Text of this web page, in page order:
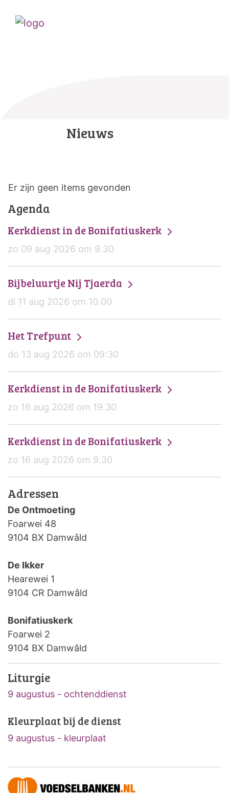
Nieuws
Er zijn geen items gevonden
Agenda
Kerkdienst in de Bonifatiuskerk
zo 09 aug 2026 om 9.30
Bijbeluurtje Nij Tjaerda
di 11 aug 2026 om 10.00
Het Trefpunt
do 13 aug 2026 om 09:30
Kerkdienst in de Bonifatiuskerk
zo 16 aug 2026 om 19.30
Kerkdienst in de Bonifatiuskerk
zo 16 aug 2026 om 9.30
Adressen
De Ontmoeting
Foarwei 48
9104 BX Damwâld
De Ikker
Hearewei 1
9104 CR Damwâld
Bonifatiuskerk
Foarwei 2
9104 BX Damwâld
Liturgie
9 augustus - ochtenddienst
Kleurplaat bij de dienst
9 augustus - kleurplaat